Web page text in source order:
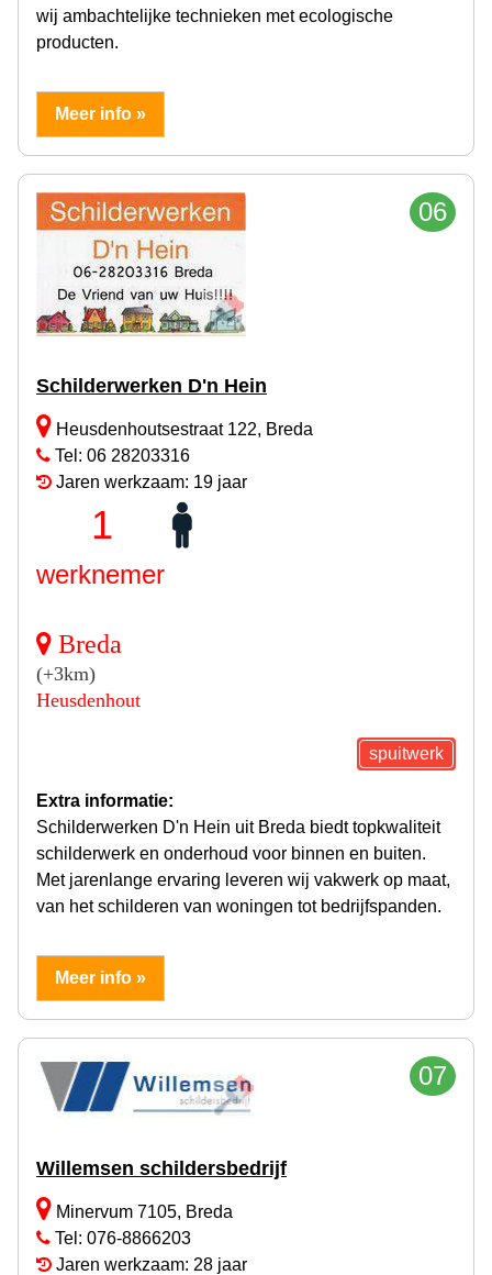
wij ambachtelijke technieken met ecologische
producten.
Meer info »
06
Schilderwerken D'n Hein
Heusdenhoutsestraat 122, Breda
Tel: 06 28203316
Jaren werkzaam: 19 jaar
1
werknemer
Breda
(+3km)
Heusdenhout
spuitwerk
Extra informatie:
Schilderwerken D'n Hein uit Breda biedt topkwaliteit
schilderwerk en onderhoud voor binnen en buiten.
Met jarenlange ervaring leveren wij vakwerk op maat,
van het schilderen van woningen tot bedrijfspanden.
Meer info »
07
Willemsen schildersbedrijf
Minervum 7105, Breda
Tel: 076-8866203
Jaren werkzaam: 28 jaar